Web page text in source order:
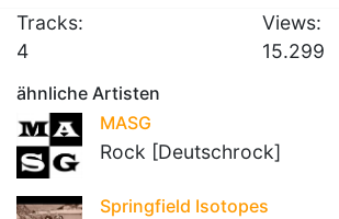
Tracks:
4
Views:
15.299
ähnliche Artisten
MASG
Rock [Deutschrock]
Springfield Isotopes